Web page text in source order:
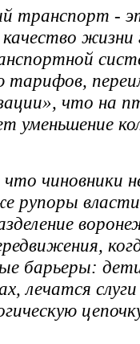
транспорт -
качество
тарифов,
что на
уменьшение
чиновники
рупоры власти
барьеры:
лечатся